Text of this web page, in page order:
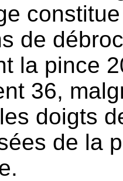
de
la pince
36,
doigts
de la